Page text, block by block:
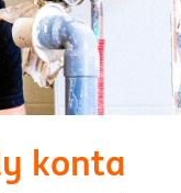
konta